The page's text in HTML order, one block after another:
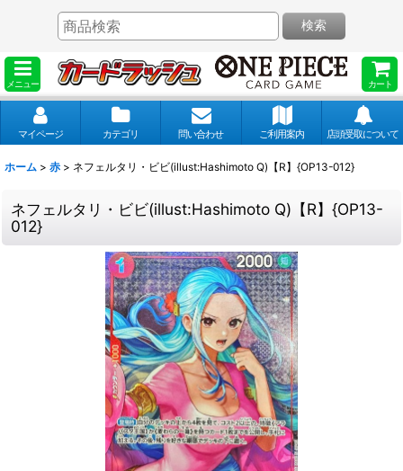
メニュー カート
検索
マイページ カテゴリ 問い合わせ ご利用案内 店頭受取について
ホーム > 赤 > ネフェルタリ・ビビ(illust:Hashimoto Q)【R】{OP13-012}
ネフェルタリ・ビビ(illust:Hashimoto Q)【R】{OP13-
012}